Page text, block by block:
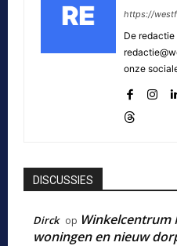
https://
De
onze
DISCUSSIES
Dirck op Winkelcentrum
woningen en nieuw